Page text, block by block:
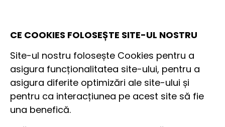
CE COOKIES FOLOSEȘTE SITE-UL NOSTRU
Site-ul nostru folosește Cookies pentru a
asigura funcționalitatea site-ului, pentru a
asigura diferite optimizări ale site-ului și
pentru ca interacțiunea pe acest site să fie
una benefică.